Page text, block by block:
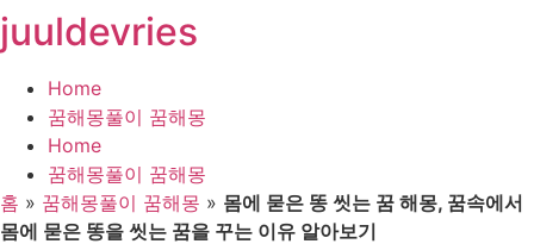
콘
텐
뛰
기
juuldevries
Home
꿈해몽풀이 꿈해몽
Home
꿈해몽풀이 꿈해몽
홈 » 꿈해몽풀이 꿈해몽 » 몸에 묻은 똥 씻는 꿈 해몽, 꿈속에서
몸에 묻은 똥을 씻는 꿈을 꾸는 이유 알아보기